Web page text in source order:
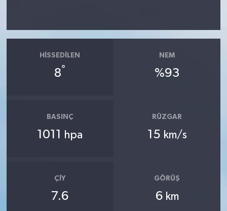
HISSEDILEN
8°
NEM
%93
BASINÇ
1011 hpa
RÜZGAR
15 km/s
ÇIY
7.6
GÖRÜŞ
6 km